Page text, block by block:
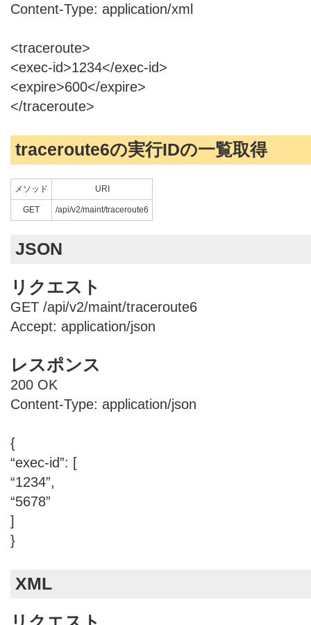
Content-Type: application/xml
<traceroute>
<exec-id>1234</exec-id>
<expire>600</expire>
</traceroute>
traceroute6の実行IDの一覧取得
メソッド URI
GET /api/v2/maint/traceroute6
JSON
リクエスト
GET /api/v2/maint/traceroute6
Accept: application/json
レスポンス
200 OK
Content-Type: application/json
{
“exec-id”: [
“1234”,
“5678”
]
}
XML